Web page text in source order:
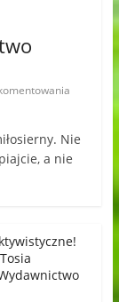
Nie
a nie